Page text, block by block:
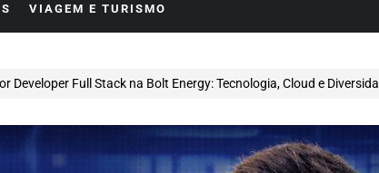
VIAGEM E TURISMO
Developer Full Stack na Bolt Energy: Tecnologia, Cloud e Diversidade em Foco